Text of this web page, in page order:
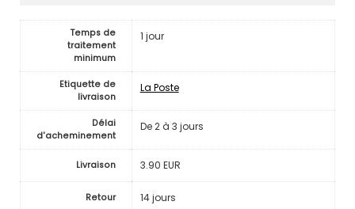
Temps de
traitement
minimum
1 jour
Etiquette de
livraison
La Poste
Délai
d'acheminement
De 2 à 3 jours
Livraison 3.90 EUR
Retour 14 jours